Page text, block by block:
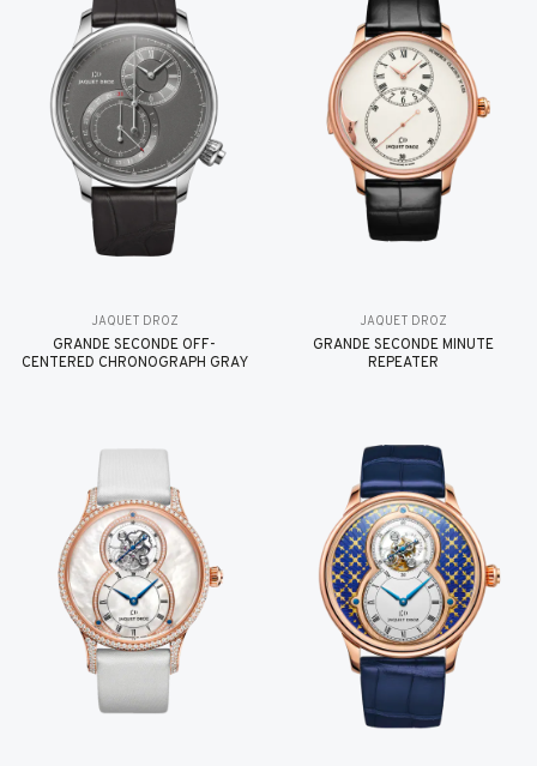
JAQUET DROZ
GRANDE SECONDE OFF-
CENTERED CHRONOGRAPH GRAY
JAQUET DROZ
GRANDE SECONDE MINUTE
REPEATER